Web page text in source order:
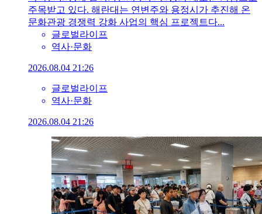
주목받고 있다. 해란대는 연변주와 용정시가 추진해 온
문화관광 경쟁력 강화 사업의 핵심 프로젝트다...
글로벌라이프
역사·문화
2026.08.04 21:26
글로벌라이프
역사·문화
2026.08.04 21:26